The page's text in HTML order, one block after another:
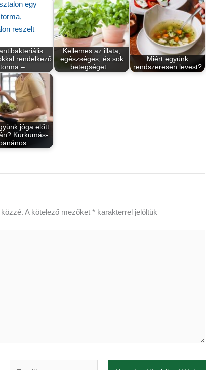
rendelkező
torma –…
Kellemes az illata,
egészséges, és sok
betegséget…
Miért együnk
rendszeresen levest?
jóga előtt
Kurkumás-
banános…
A kötelező mezőket * karakterrel jelöltük